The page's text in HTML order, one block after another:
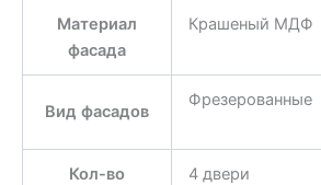
Материал
фасада
Крашеный МДФ
Вид фасадов
Фрезерованные
Кол-во
4 двери